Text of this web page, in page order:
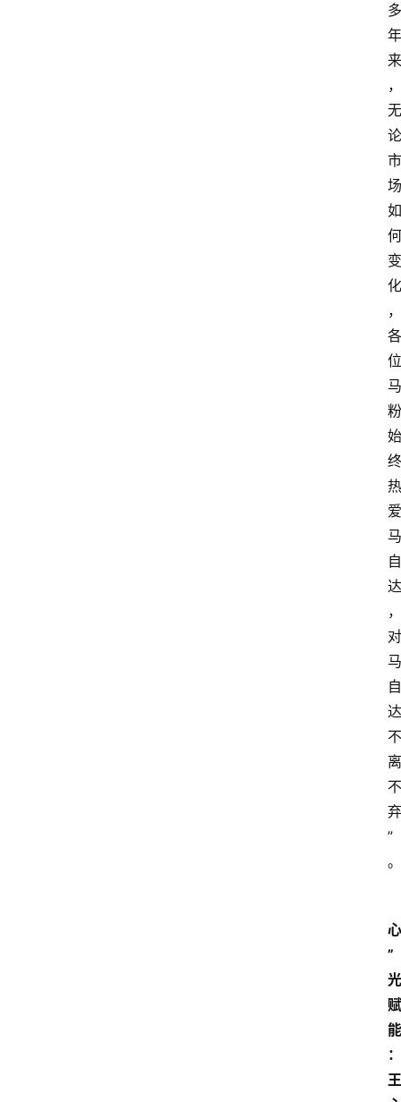
多
年
来
，
无
论
市
场
如
何
变
化
，
各
位
马
粉
始
终
热
爱
马
自
达
，
对
马
自
达
不
离
不
弃
”
。
心
”
光
赋
能
：
王